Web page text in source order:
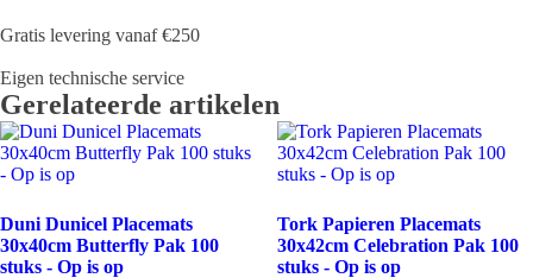
Bordeaux
250
stuks
-
Op
aantal
Gratis levering vanaf €250
Eigen technische service
Gerelateerde artikelen
Duni Dunicel Placemats
30x40cm Butterfly Pak 100
stuks - Op is op
Tork Papieren Placemats
30x42cm Celebration Pak 100
stuks - Op is op